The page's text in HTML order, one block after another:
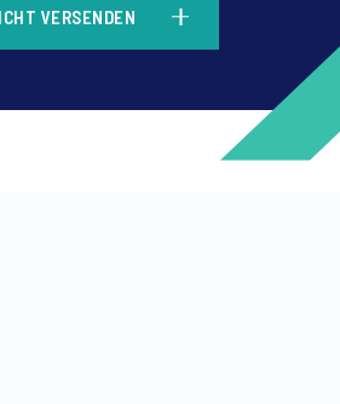
VERSENDEN